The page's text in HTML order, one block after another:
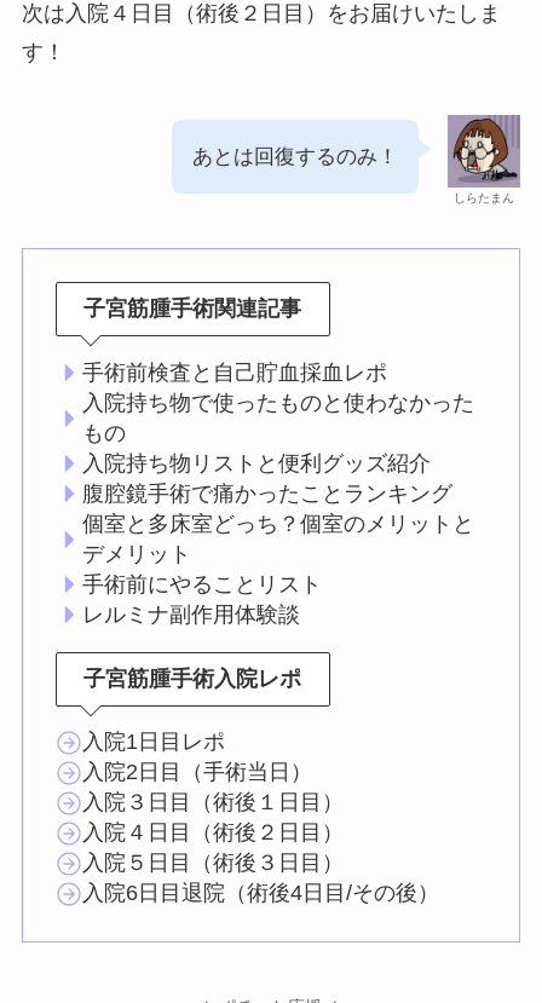
次は入院４日目（術後２日目）をお届けいたしま
す！
しらたまん
あとは回復するのみ！
子宮筋腫手術関連記事
手術前検査と自己貯血採血レポ
入院持ち物で使ったものと使わなかった
もの
入院持ち物リストと便利グッズ紹介
腹腔鏡手術で痛かったことランキング
個室と多床室どっち？個室のメリットと
デメリット
手術前にやることリスト
レルミナ副作用体験談
子宮筋腫手術入院レポ
入院1日目レポ
入院2日目（手術当日）
入院３日目（術後１日目）
入院４日目（術後２日目）
入院５日目（術後３日目）
入院6日目退院（術後4日目/その後）